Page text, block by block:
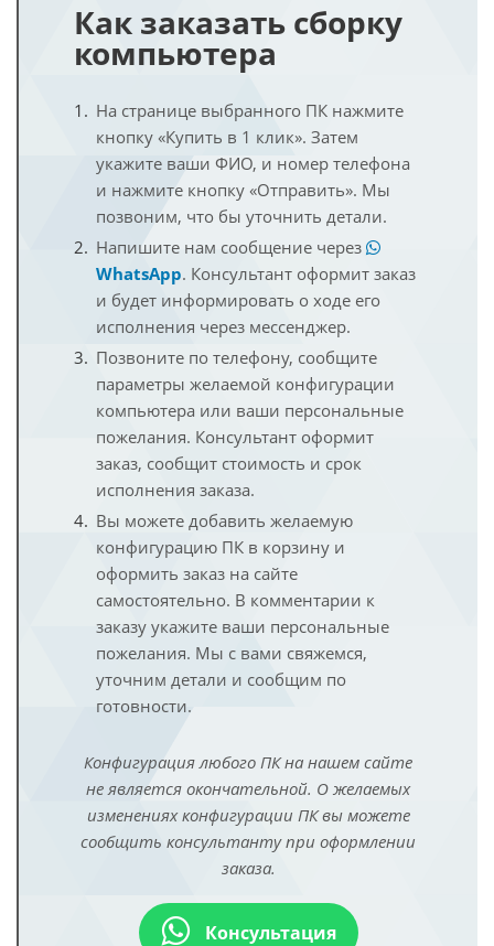
Как заказать сборку
компьютера
На странице выбранного ПК нажмите
кнопку «Купить в 1 клик». Затем
укажите ваши ФИО, и номер телефона
и нажмите кнопку «Отправить». Мы
позвоним, что бы уточнить детали.
Напишите нам сообщение через
WhatsApp. Консультант оформит заказ
и будет информировать о ходе его
исполнения через мессенджер.
Позвоните по телефону, сообщите
параметры желаемой конфигурации
компьютера или ваши персональные
пожелания. Консультант оформит
заказ, сообщит стоимость и срок
исполнения заказа.
Вы можете добавить желаемую
конфигурацию ПК в корзину и
оформить заказ на сайте
самостоятельно. В комментарии к
заказу укажите ваши персональные
пожелания. Мы с вами свяжемся,
уточним детали и сообщим по
готовности.
Конфигурация любого ПК на нашем сайте
не является окончательной. О желаемых
изменениях конфигурации ПК вы можете
сообщить консультанту при оформлении
заказа.
Консультация